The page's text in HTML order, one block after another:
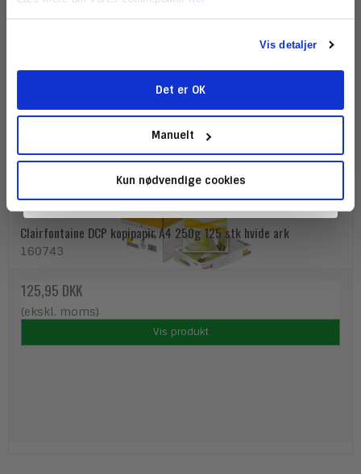
Vis detaljer
Det er OK
Manuelt
Kun nødvendige cookies
Clairfontaine DCP kopipapir A4 250g 125 stk hvide ark
160743
125,95 DKK
(ekskl. moms)
Vis produkt
Tilmeld